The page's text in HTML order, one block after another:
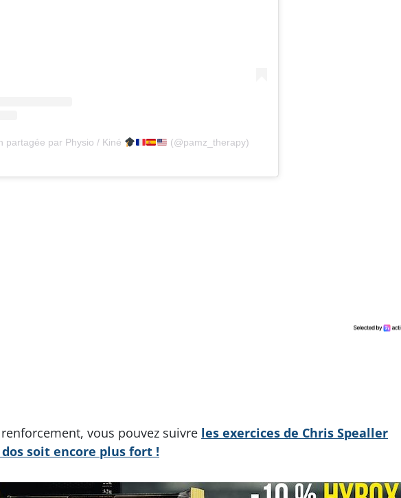
partagée par Physio / Kiné (@pamz_therapy)
vous pouvez suivre les exercices de Chris Spealler
soit encore plus fort !